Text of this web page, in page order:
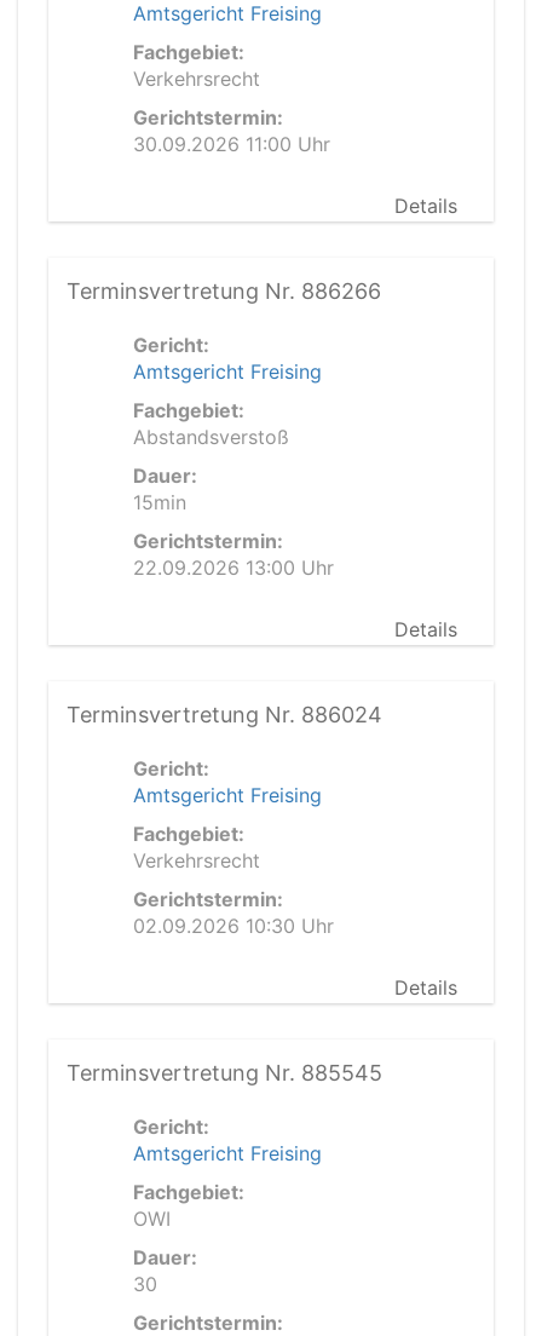
Amtsgericht Freising
Fachgebiet:
Verkehrsrecht
Gerichtstermin:
30.09.2026 11:00 Uhr
Details
Terminsvertretung Nr. 886266
Gericht:
Amtsgericht Freising
Fachgebiet:
Abstandsverstoß
Dauer:
15min
Gerichtstermin:
22.09.2026 13:00 Uhr
Details
Terminsvertretung Nr. 886024
Gericht:
Amtsgericht Freising
Fachgebiet:
Verkehrsrecht
Gerichtstermin:
02.09.2026 10:30 Uhr
Details
Terminsvertretung Nr. 885545
Gericht:
Amtsgericht Freising
Fachgebiet:
OWI
Dauer:
30
Gerichtstermin: